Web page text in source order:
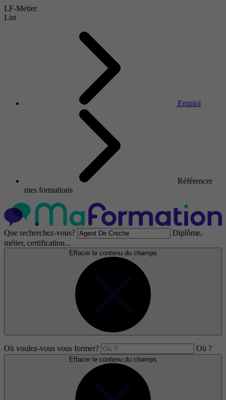
LF-Metier
List
Emploi
Référencer
mes formations
Que recherchez-vous?
Diplôme,
métier, certification...
Effacer le contenu du champs
Où voulez-vous vous former? Où ?
Effacer le contenu du champs